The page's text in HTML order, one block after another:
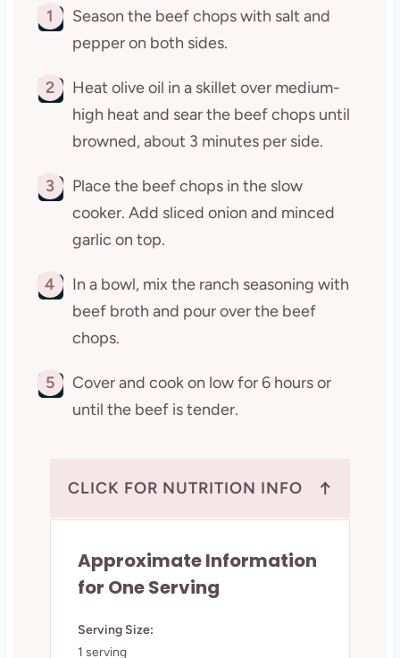
1
Season the beef chops with salt and
pepper on both sides.
2
Heat olive oil in a skillet over medium-
high heat and sear the beef chops until
browned, about 3 minutes per side.
3
Place the beef chops in the slow
cooker. Add sliced onion and minced
garlic on top.
4
In a bowl, mix the ranch seasoning with
beef broth and pour over the beef
chops.
5
Cover and cook on low for 6 hours or
until the beef is tender.
CLICK FOR NUTRITION INFO ↑
Approximate Information
for One Serving
Serving Size:
1 serving